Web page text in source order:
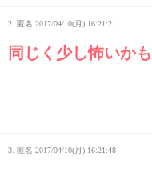
2. 匿名 2017/04/10(月) 16:21:21
同じく少し怖いかも
3. 匿名 2017/04/10(月) 16:21:48